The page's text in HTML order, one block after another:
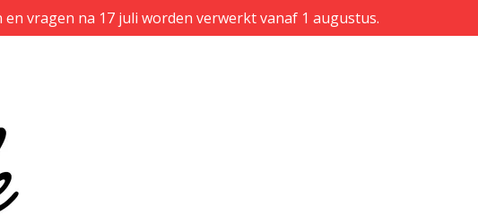
en vragen na 17 juli worden verwerkt vanaf 1 augustus.